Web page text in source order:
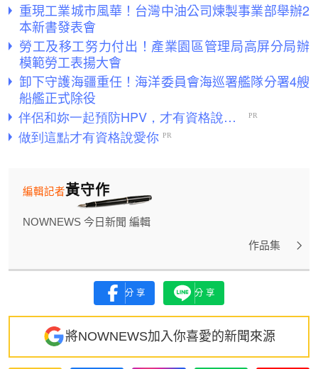
重現工業城市風華！台灣中油公司煉製事業部舉辦2
本新書發表會
勞工及移工努力付出！產業園區管理局高屏分局辦
模範勞工表揚大會
卸下守護海疆重任！海洋委員會海巡署艦隊分署4艘
船艦正式除役
黃守作
編輯記者
NOWNEWS 今日新聞 編輯
作品集
分享 分享
將NOWNEWS加入你喜愛的新聞來源